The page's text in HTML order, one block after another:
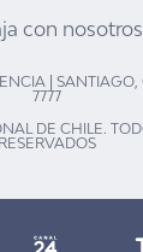
con nosotros
| SANTIAGO,
7777
DE CHILE.
RESERVADOS